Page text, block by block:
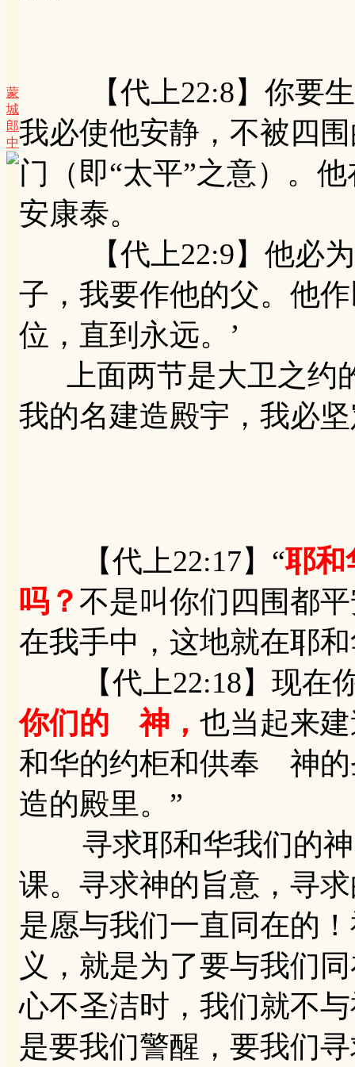
蒙
城
郎
中
【代上22:8】你要生
我必使他安静，不被四
门（即“太平”之意）。
安康泰。
【代上22:9】他必为
子，我要作他的父。他
位，直到永远。’
上面两节是大卫之约
我的名建造殿宇，我必
【代上22:17】“耶
吗？不是叫你们四围都
在我手中，这地就在耶
【代上22:18】现在
你们的 神， 也当起来
和华的约柜和供奉 神的
造的殿里。”
寻求耶和华我们的神
课。寻求神的旨意，寻
是愿与我们一直同在的
义，就是为了要与我们
心不圣洁时，我们就不
是要我们警醒，要我们